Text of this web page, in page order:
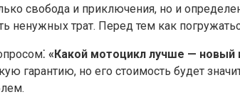
свобода и приключения, но и
ненужных трат. Перед тем как
«Какой мотоцикл лучше — новый
гарантию, но его стоимость будет